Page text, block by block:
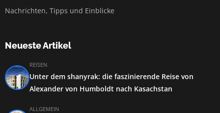
Nachrichten, Tipps und Einblicke
Neueste Artikel
REISEN
Unter dem shanyrak: die faszinierende Reise von
Alexander von Humboldt nach Kasachstan
ALLGEMEIN